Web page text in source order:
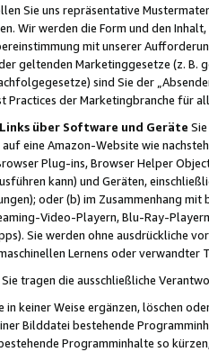
Sie uns repräsentative
Wir werden die Form und den
mit unserer
geltenden Marketinggesetze (z. B.
sind Sie der
Practices der Marketingbranche für
über Software und Geräte
eine Amazon-Website wie
Plug-ins, Browser Helper
kann) und Geräten,
oder (b) im Zusammenhang
Video-Playern, Blu-Ray-
Sie werden ohne ausdrückliche
Lernens oder
Sie tragen die ausschließliche
in keiner Weise ergänzen, löschen
Bilddatei bestehende
Programminhalte so